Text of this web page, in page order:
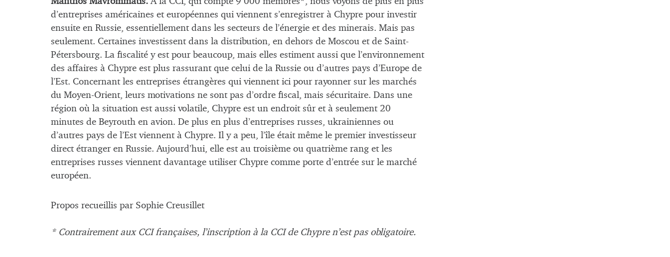
d’entreprises américaines et européennes qui viennent s’enregistrer à Chypre pour investir
ensuite en Russie, essentiellement dans les secteurs de l’énergie et des minerais. Mais pas
seulement. Certaines investissent dans la distribution, en dehors de Moscou et de Saint-
Pétersbourg. La fiscalité y est pour beaucoup, mais elles estiment aussi que l’environnement
des affaires à Chypre est plus rassurant que celui de la Russie ou d’autres pays d’Europe de
l’Est. Concernant les entreprises étrangères qui viennent ici pour rayonner sur les marchés
du Moyen-Orient, leurs motivations ne sont pas d’ordre fiscal, mais sécuritaire. Dans une
région où la situation est aussi volatile, Chypre est un endroit sûr et à seulement 20
minutes de Beyrouth en avion. De plus en plus d’entreprises russes, ukrainiennes ou
d’autres pays de l’Est viennent à Chypre. Il y a peu, l’île était même le premier investisseur
direct étranger en Russie. Aujourd’hui, elle est au troisième ou quatrième rang et les
entreprises russes viennent davantage utiliser Chypre comme porte d’entrée sur le marché
européen.
Propos recueillis par Sophie Creusillet
* Contrairement aux CCI françaises, l’inscription à la CCI de Chypre n’est pas obligatoire.